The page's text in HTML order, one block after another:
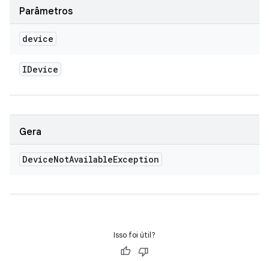
Parâmetros
device
IDevice
Gera
DeviceNotAvailableException
Isso foi útil?